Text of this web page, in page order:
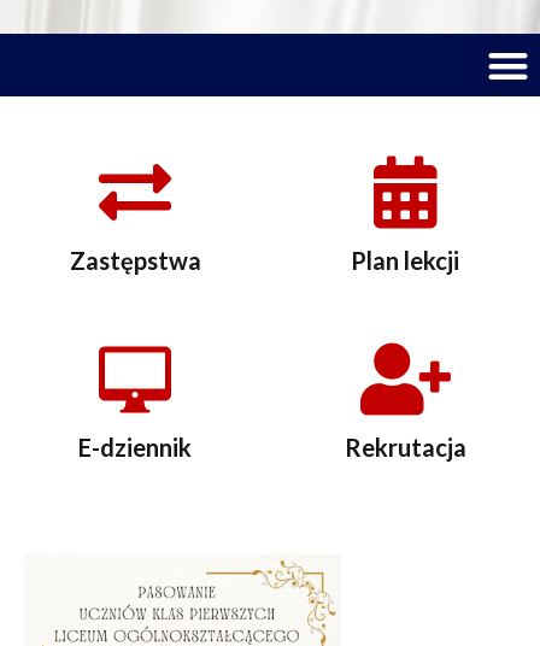
Zastępstwa Plan lekcji
E-dziennik Rekrutacja